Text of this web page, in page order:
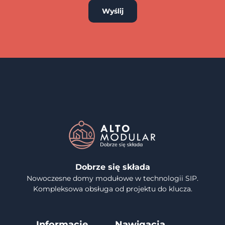
Wyślij
Dobrze się składa
Nowoczesne domy modułowe w technologii SIP.
Kompleksowa obsługa od projektu do klucza.